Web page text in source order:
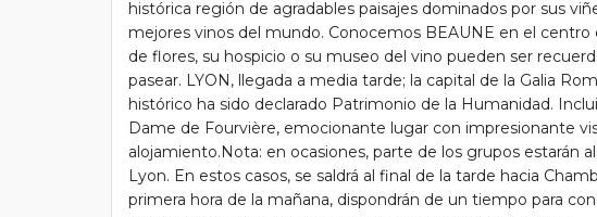
histórica región de agradables paisajes dominados por sus
mejores vinos del mundo. Conocemos BEAUNE en el centro
de flores, su hospicio o su museo del vino pueden ser
pasear. LYON, llegada a media tarde; la capital de la Galia
histórico ha sido declarado Patrimonio de la Humanidad.
Dame de Fourvière, emocionante lugar con impresionante
alojamiento.Nota: en ocasiones, parte de los grupos estarán
Lyon. En estos casos, se saldrá al final de la tarde hacia
primera hora de la mañana, dispondrán de un tiempo para